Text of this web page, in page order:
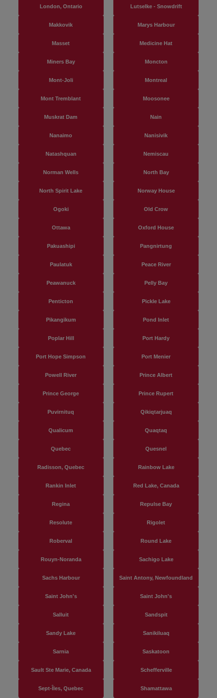
London, Ontario Lutselke - Snowdrift
Makkovik Marys Harbour
Masset Medicine Hat
Miners Bay Moncton
Mont-Joli Montreal
Mont Tremblant Moosonee
Muskrat Dam Nain
Nanaimo Nanisivik
Natashquan Nemiscau
Norman Wells North Bay
North Spirit Lake Norway House
Ogoki Old Crow
Ottawa Oxford House
Pakuashipi Pangnirtung
Paulatuk Peace River
Peawanuck Pelly Bay
Penticton Pickle Lake
Pikangikum Pond Inlet
Poplar Hill Port Hardy
Port Hope Simpson Port Menier
Powell River Prince Albert
Prince George Prince Rupert
Puvirnituq Qikiqtarjuaq
Qualicum Quaqtaq
Quebec Quesnel
Radisson, Quebec Rainbow Lake
Rankin Inlet Red Lake, Canada
Regina Repulse Bay
Resolute Rigolet
Roberval Round Lake
Rouyn-Noranda Sachigo Lake
Sachs Harbour Saint Antony, Newfoundland
Saint John's Saint John's
Salluit Sandspit
Sandy Lake Sanikiluaq
Sarnia Saskatoon
Sault Ste Marie, Canada Schefferville
Sept-Îles, Quebec Shamattawa